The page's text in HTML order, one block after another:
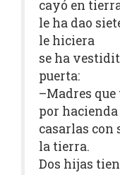
cayó en
le ha dao
le hiciera
se ha
puerta:
–Madres
por hacienda
casarlas
la tierra.
Dos hijas